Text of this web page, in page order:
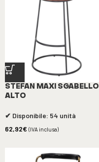
STEFAN MAXI SGABELLO
ALTO
✔ Disponibile: 54 unità
62,92€ (IVA inclusa)